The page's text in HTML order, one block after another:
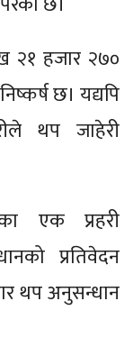
२१ हजार २७०
छ। यद्यपि
थप जाहेरी
एक प्रहरी
प्रतिवेदन
थप अनुसन्धान